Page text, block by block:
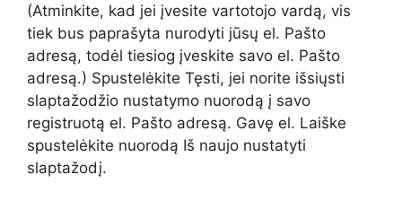
(Atminkite, kad jei įvesite vartotojo vardą, vis
tiek bus paprašyta nurodyti jūsų el. Pašto
adresą, todėl tiesiog įveskite savo el. Pašto
adresą.) Spustelėkite Tęsti, jei norite išsiųsti
slaptažodžio nustatymo nuorodą į savo
registruotą el. Pašto adresą. Gavę el. Laiške
spustelėkite nuorodą Iš naujo nustatyti
slaptažodį.